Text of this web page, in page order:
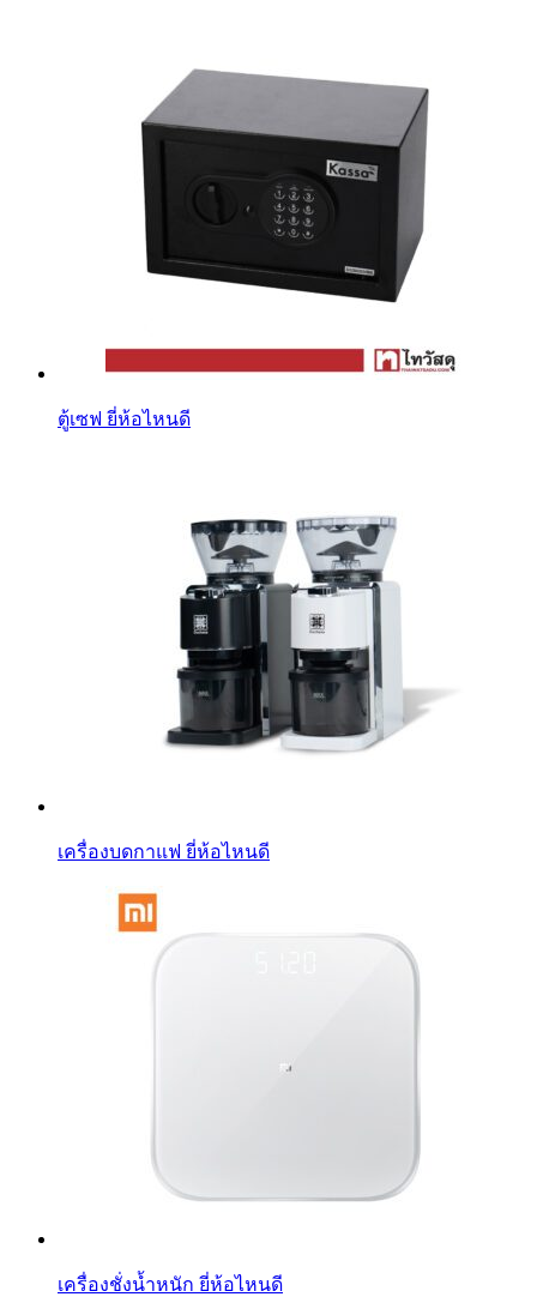
ตู้เซฟ ยี่ห้อไหนดี
เครื่องบดกาแฟ ยี่ห้อไหนดี
เครื่องชั่งน้ำหนัก ยี่ห้อไหนดี